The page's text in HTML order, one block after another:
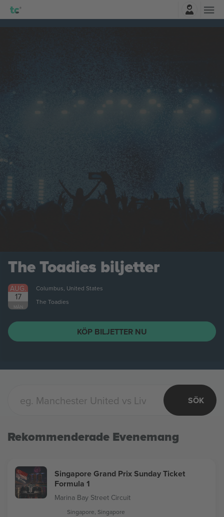
The Toadies biljetter
AUG.
17
MÅN
Columbus, United States
The Toadies
KÖP BILJETTER NU
SÖK
Rekommenderade Evenemang
Singapore Grand Prix Sunday Ticket
Formula 1
Marina Bay Street Circuit
Singapore, Singapore